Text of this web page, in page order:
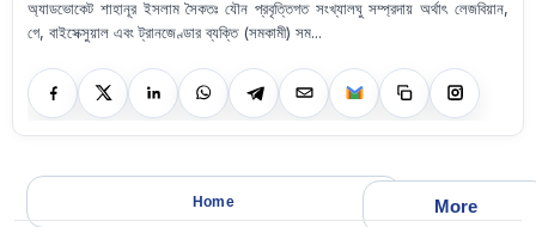
অ্যাডভোকেট শাহানূর ইসলাম সৈকতঃ যৌন প্রবৃত্তিগত সংখ্যালঘু সম্প্রদায় অর্থাৎ লেজবিয়ান,
গে, বাইসেক্সুয়াল এবং ট্রানজেণ্ডার ব্যক্তি (সমকামী) সম...
More
Home